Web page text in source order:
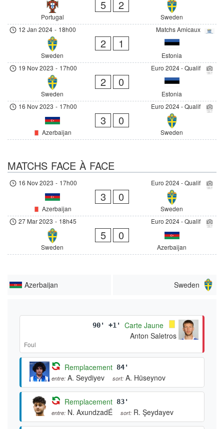
Portugal
5 2
Sweden
Matchs Amicaux
12 Jan 2024 - 18h00
Sweden
2 1
Estonia
Euro 2024 - Qualif
19 Nov 2023 - 17h00
Sweden
2 0
Estonia
Euro 2024 - Qualif
16 Nov 2023 - 17h00
Azerbaijan
3 0
Sweden
MATCHS FACE À FACE
Euro 2024 - Qualif
16 Nov 2023 - 17h00
Azerbaijan
3 0
Sweden
Euro 2024 - Qualif
27 Mar 2023 - 18h45
Sweden
5 0
Azerbaijan
Azerbaijan Sweden
90' +1'
Carte Jaune
Anton Saletros
Foul
Remplacement 84'
entre: A. Seydiyev sort: A. Hüseynov
Remplacement 83'
entre: N. AxundzadÉ sort: R. Şeydayev